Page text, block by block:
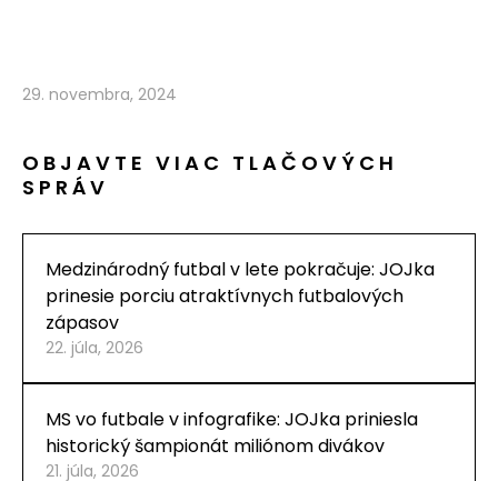
29. novembra, 2024
OBJAVTE VIAC TLAČOVÝCH
SPRÁV
Medzinárodný futbal v lete pokračuje: JOJka
prinesie porciu atraktívnych futbalových
zápasov
22. júla, 2026
MS vo futbale v infografike: JOJka priniesla
historický šampionát miliónom divákov
21. júla, 2026